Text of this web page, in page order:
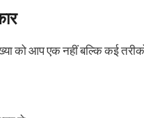
को आप एक नहीं बल्कि कई